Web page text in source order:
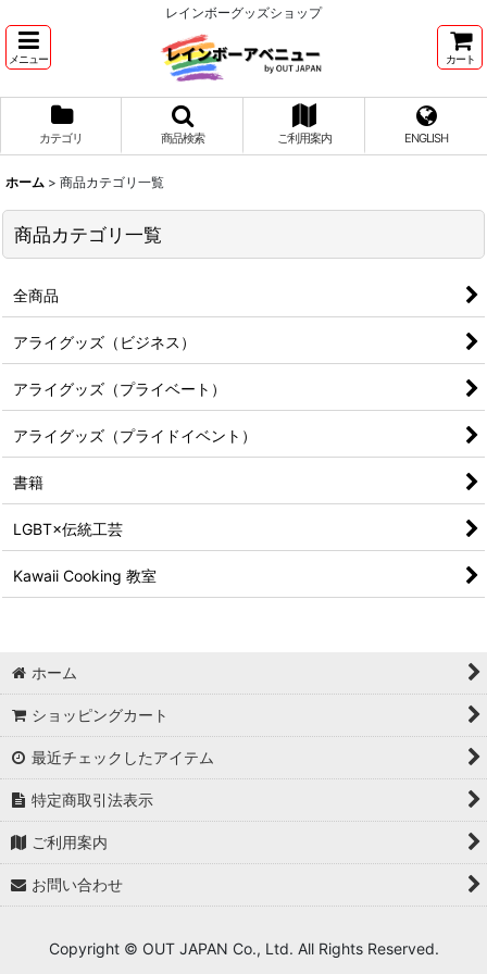
レインボーグッズショップ
メニュー カート
カテゴリ 商品検索 ご利用案内 ENGLISH
ホーム > 商品カテゴリ一覧
商品カテゴリ一覧
全商品
アライグッズ（ビジネス）
アライグッズ（プライベート）
アライグッズ（プライドイベント）
書籍
LGBT×伝統工芸
Kawaii Cooking 教室
ホーム
ショッピングカート
最近チェックしたアイテム
特定商取引法表示
ご利用案内
お問い合わせ
Copyright © OUT JAPAN Co., Ltd. All Rights Reserved.